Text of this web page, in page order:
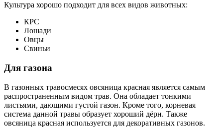
Культура хорошо подходит для всех видов животных:
КРС
Лошади
Овцы
Свиньи
Для газона
В газонных травосмесях овсяница красная является самым
распространенным видом трав. Она обладает тонкими
листьями, дающими густой газон. Кроме того, корневая
система данной травы образует хороший дёрн. Также
овсяница красная используется для декоративных газонов.